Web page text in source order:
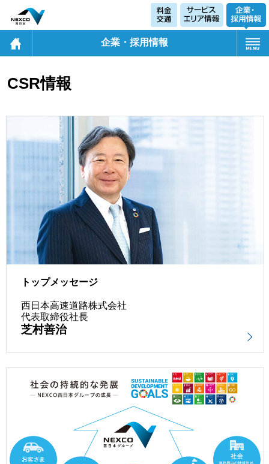
企業・採用情報
CSR情報
トップメッセージ
西日本高速道路株式会社
代表取締役社長
芝村善治